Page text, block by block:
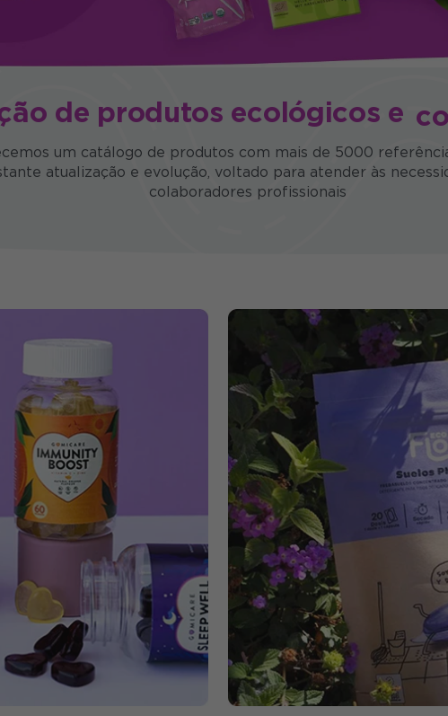
de produtos ecológicos e
um catálogo de produtos com mais de 5000
atualização e evolução, voltado para atender às
colaboradores profissionais